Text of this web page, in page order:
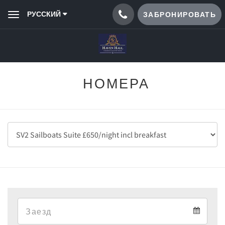
ToggleРУССКИЙ ЗАБРОНИРОВАТЬ
НОМЕРА